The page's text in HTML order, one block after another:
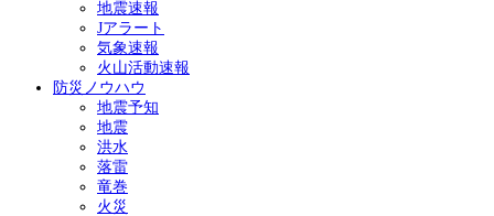
地震速報
Jアラート
気象速報
火山活動速報
防災ノウハウ
地震予知
地震
洪水
落雷
竜巻
火災